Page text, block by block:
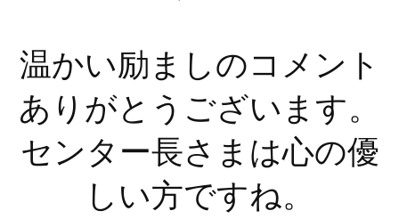
温かい励ましのコメント
ありがとうございます。
センター長さまは心の優
しい方ですね。